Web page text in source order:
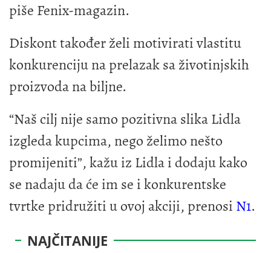
piše Fenix-magazin.
Diskont također želi motivirati vlastitu
konkurenciju na prelazak sa životinjskih
proizvoda na biljne.
“Naš cilj nije samo pozitivna slika Lidla
izgleda kupcima, nego želimo nešto
promijeniti”, kažu iz Lidla i dodaju kako
se nadaju da će im se i konkurentske
tvrtke pridružiti u ovoj akciji, prenosi N1.
NAJČITANIJE